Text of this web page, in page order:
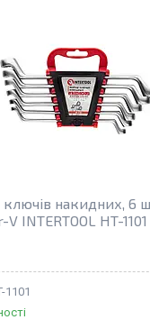
ключів накидних, 6
INTERTOOL HT-1101
1101